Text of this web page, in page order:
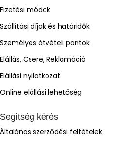
Fizetési módok
Szállítási díjak és határidők
Személyes átvételi pontok
Elállás, Csere, Reklamáció
Elállási nyilatkozat
Online elállási lehetőség
Segítség kérés
Általános szerződési feltételek